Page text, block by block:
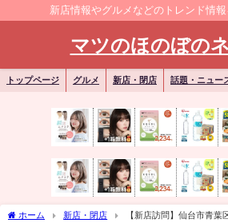
新店情報やグルメなどのトレンド情報
マツのほのぼの
トップページ グルメ 新店・閉店 話題・ニュー
ホーム 新店・閉店
【新店訪問】仙台市青